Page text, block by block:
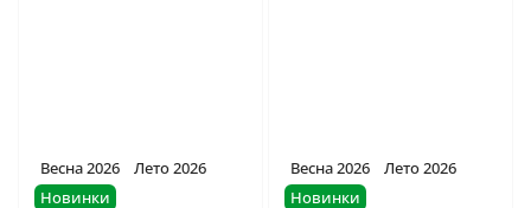
Весна 2026
Лето 2026
Новинки
Весна 2026
Лето 2026
Новинки